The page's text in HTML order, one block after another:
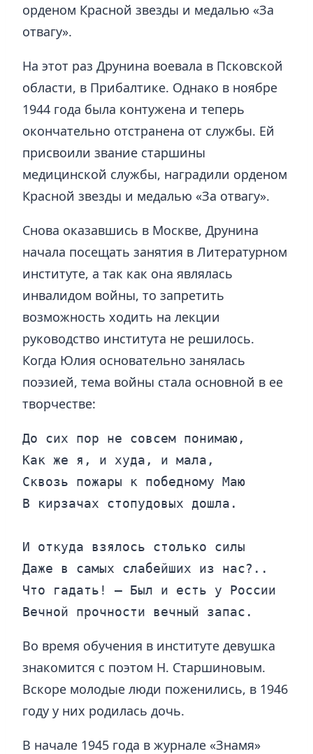
орденом Красной звезды и медалью «За
отвагу».
На этот раз Друнина воевала в Псковской
области, в Прибалтике. Однако в ноябре
1944 года была контужена и теперь
окончательно отстранена от службы. Ей
присвоили звание старшины
медицинской службы, наградили орденом
Красной звезды и медалью «За отвагу».
Снова оказавшись в Москве, Друнина
начала посещать занятия в Литературном
институте, а так как она являлась
инвалидом войны, то запретить
возможность ходить на лекции
руководство института не решилось.
Когда Юлия основательно занялась
поэзией, тема войны стала основной в ее
творчестве:
До сих пор не совсем понимаю,
Как же я, и худа, и мала,
Сквозь пожары к победному Маю
В кирзачах стопудовых дошла.
И откуда взялось столько силы
Даже в самых слабейших из нас?..
Что гадать! — Был и есть у России
Вечной прочности вечный запас.
Во время обучения в институте девушка
знакомится с поэтом Н. Старшиновым.
Вскоре молодые люди поженились, в 1946
году у них родилась дочь.
В начале 1945 года в журнале «Знамя»